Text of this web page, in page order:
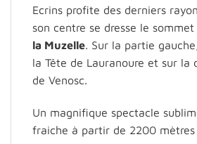
Ecrins profite des derniers
son centre se dresse le sommet
la Muzelle. Sur la partie
la Tête de Lauranoure et sur la
de Venosc.
Un magnifique spectacle
fraiche à partir de 2200 mètres